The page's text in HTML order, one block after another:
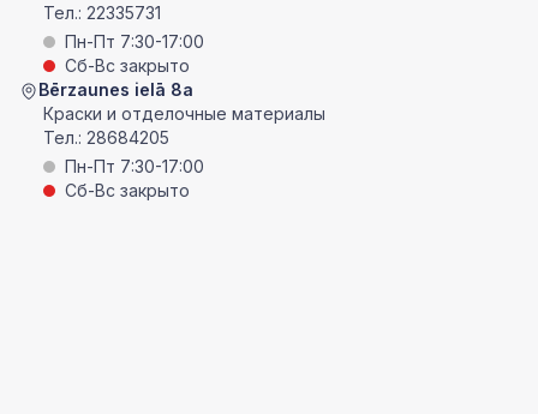
Тел.: 22335731
Пн-Пт 7:30-17:00
Сб-Вс закрыто
Bērzaunes ielā 8a
Краски и отделочные материалы
Тел.: 28684205
Пн-Пт 7:30-17:00
Сб-Вс закрыто